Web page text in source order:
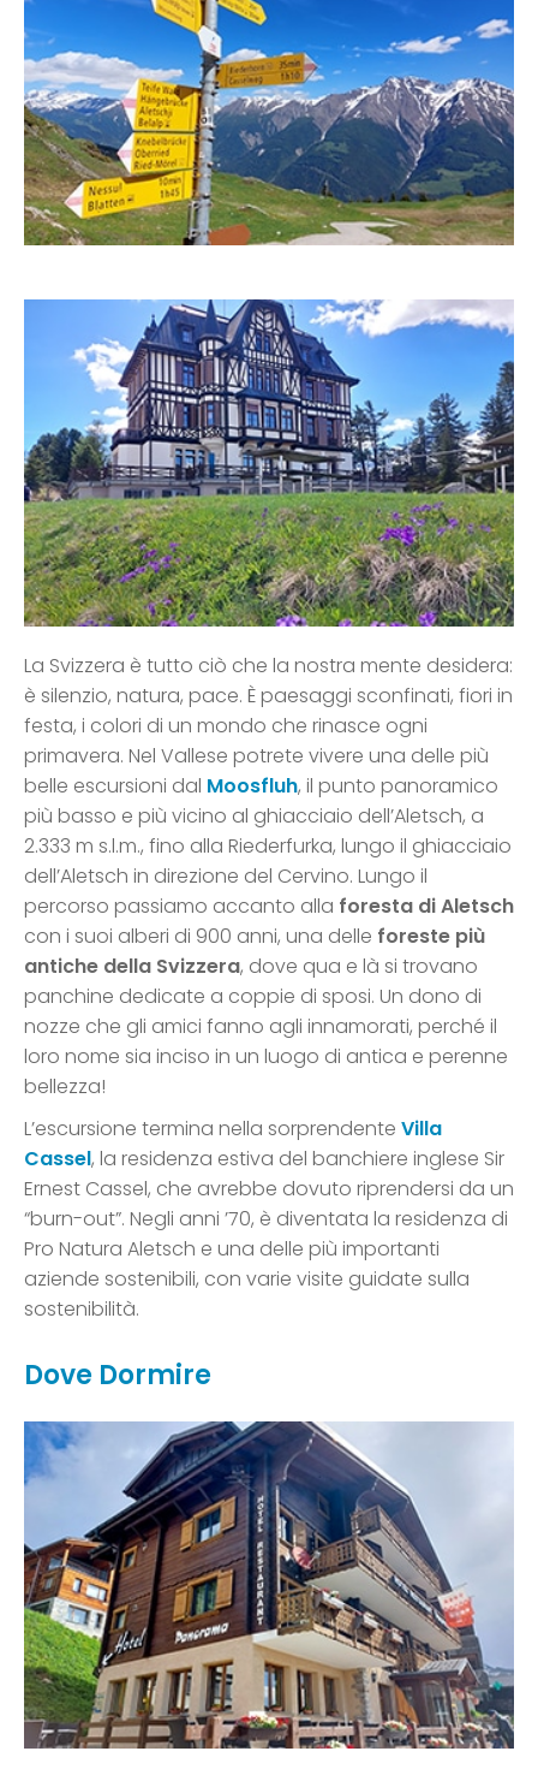
La Svizzera è tutto ciò che la nostra mente desidera:
è silenzio, natura, pace. È paesaggi sconfinati, fiori in
festa, i colori di un mondo che rinasce ogni
primavera. Nel Vallese potrete vivere una delle più
belle escursioni dal Moosfluh, il punto panoramico
più basso e più vicino al ghiacciaio dell’Aletsch, a
2.333 m s.l.m., fino alla Riederfurka, lungo il ghiacciaio
dell’Aletsch in direzione del Cervino. Lungo il
percorso passiamo accanto alla foresta di Aletsch
con i suoi alberi di 900 anni, una delle foreste più
antiche della Svizzera, dove qua e là si trovano
panchine dedicate a coppie di sposi. Un dono di
nozze che gli amici fanno agli innamorati, perché il
loro nome sia inciso in un luogo di antica e perenne
bellezza!
L’escursione termina nella sorprendente Villa
Cassel, la residenza estiva del banchiere inglese Sir
Ernest Cassel, che avrebbe dovuto riprendersi da un
“burn-out”. Negli anni ’70, è diventata la residenza di
Pro Natura Aletsch e una delle più importanti
aziende sostenibili, con varie visite guidate sulla
sostenibilità.
Dove Dormire